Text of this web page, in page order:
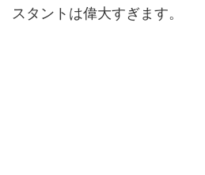
スタントは偉大すぎます。